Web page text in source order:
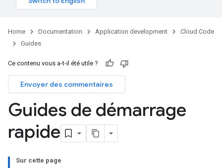
Home Documentation Application development
Cloud Code
Guides
Ce contenu vous a-t-il été utile ?
Envoyer des commentaires
Guides de démarrage
rapide
Sur cette page